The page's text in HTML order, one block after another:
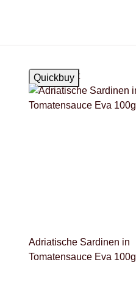
Quickbuy
Ausverkauft
Adriatische Sardinen in
Tomatensauce Eva 100g